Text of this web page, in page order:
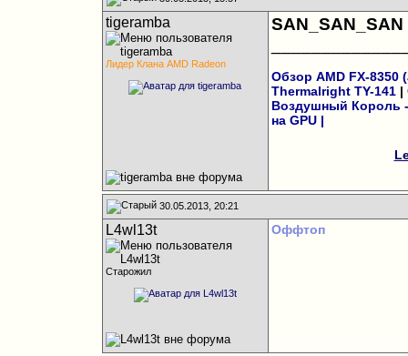
tigeramba
Лидер Клана AMD Radeon
SAN_SAN_SAN
Обзор AMD FX-8350
Thermalright TY-141|
Воздушный Король
на GPU|
30.05.2013, 20:21
L4wl13t
Старожил
Оффтоп